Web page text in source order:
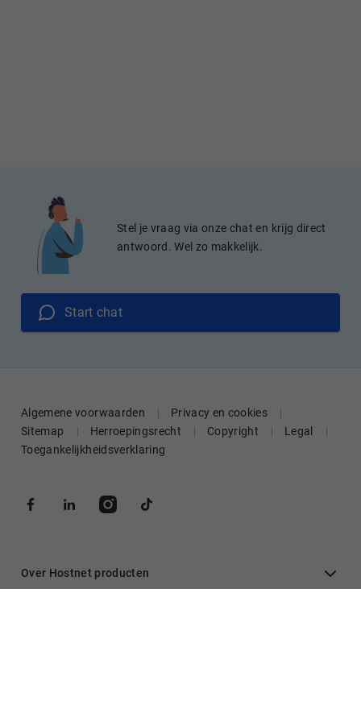
Stel je vraag via onze chat en krijg direct
antwoord. Wel zo makkelijk.
Start chat
Algemene voorwaarden
Privacy en cookies
Sitemap
Herroepingsrecht Copyright
Legal
Toegankelijkheidsverklaring
Over Hostnet producten